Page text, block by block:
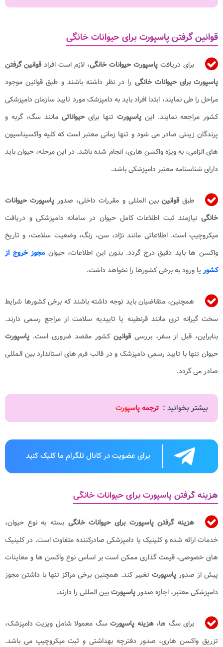
قوانین گرفتن پاسپورت برای حیوانات خانگی
برای دریافت پاسپورت حیوانات خانگی، لازم است افرادقوانین گرفتن
پاسپورت برای حیوانات خانگی را در نظر داشته باشند و طبق قوانین موجود
مراحل را طی نمایند، ابتدا افراد باید به دامپزشک مورد تایید سازمان دامپزشکی
کشور مراجعه نمایند. اینپاسپورت تنها برایحیواناتی مانند سگ، گربه و
پرندگان زینتی صادر می شود و تنها زمانی معتبر است که کلیه واکسیناسیون
های الزامی، به ویژه واکسن هاری، انجام شده باشد. در این مرحله، حیوان باید
دارای شناسنامه معتبر دامپزشکی باشد.
طبققوانینبین المللی و مقررات داخلی، صدور پاسپورت حیوانات
خانگی نیازمند ثبت اطلاعات کامل حیوان در سامانه دامپزشکی و دریافت
میکروچیپ است. اطلاعاتی مانند نژاد، سن، رنگ، وضعیت سلامت، و تاریخ
واکسن ها باید دقیق درج گردد. بدون این اطلاعات، حیوانمجوز خروج از
کشوریا ورود به برخی کشورها را نخواهد داشت.
همچنین، متقاضیان باید توجه داشته باشند که برخی کشورها شرایط
سخت گیرانه تری مانند قرنطینه یا تاییدیه سلامت از مراجع رسمی دارند.
بنابراین، قبل از سفر، بررسیقوانینکشور مقصد ضروری است. پاسپورت
حیوان تنها با تایید رسمی دامپزشک و در قالب فرم های استاندارد بین المللی
صادر می گردد.
بیشتر بخوانید : ترجمه پاسپورت
برای عضویت در کانال تلگرام ما کلیک کنید
هزینه گرفتن پاسپورت برای حیوانات خانگی
هزینه گرفتن پاسپورت برای حیوانات خانگی بسته به نوع حیوان،
خدمات ارائه شده و کلینیک یا دامپزشکی صادرکننده متفاوت است. در کلینیک
های خصوصی، قیمت گذاری ممکن است بر اساس نوع واکسن ها و معاینات
پیش از صدورپاسپورت تغییر کند. همچنین برخی مراکز تنها با داشتن مجوز
دامپزشکی معتبر، اجازه صدورپاسپورتبین المللی را دارند.
برای سگ ها،هزینه پاسپورتسگ معمولا شامل ویزیت دامپزشک،
تزریق واکسن هاری، صدور دفترچه بهداشتی و ثبت میکروچیپ می باشد.